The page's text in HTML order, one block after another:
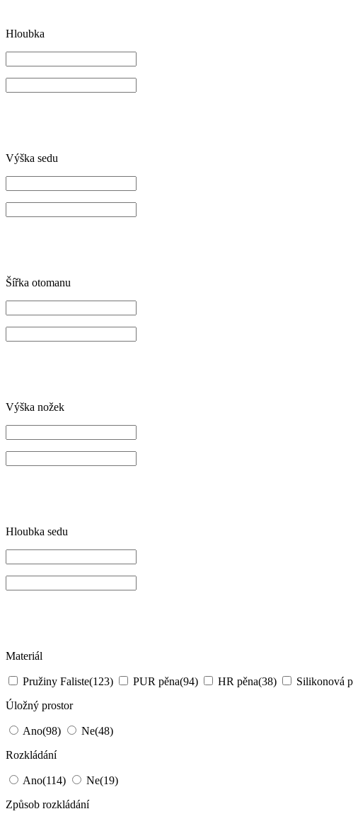
Hloubka
Výška sedu
Šířka otomanu
Výška nožek
Hloubka sedu
Materiál
Pružiny Faliste(123) PUR pěna(94) HR pěna(38) Silikonová
Úložný prostor
Ano(98) Ne(48)
Rozkládání
Ano(114) Ne(19)
Způsob rozkládání